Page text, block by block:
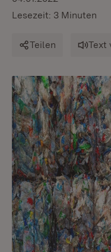
Lesezeit: 3 Minuten
Teilen Text